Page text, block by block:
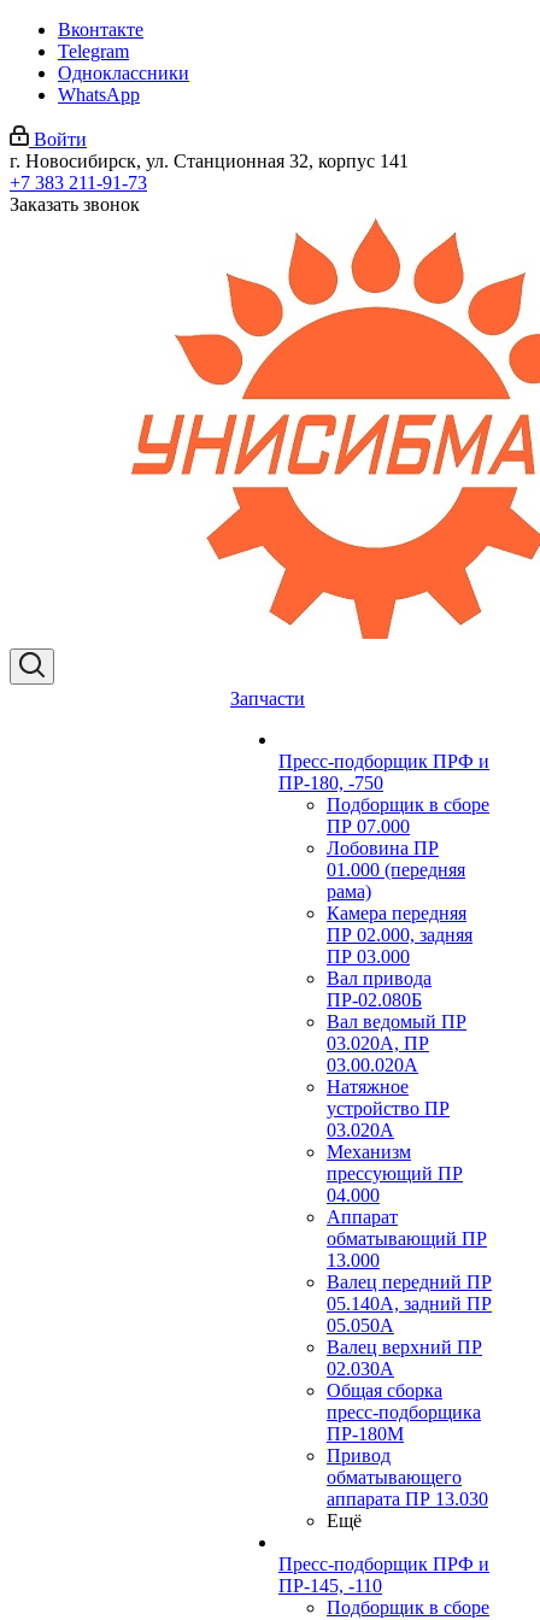
Вконтакте
Telegram
Одноклассники
WhatsApp
Войти
г. Новосибирск, ул. Станционная 32, корпус 141
+7 383 211-91-73
Заказать звонок
Запчасти
Пресс-подборщик ПРФ и
ПР-180, -750
Подборщик в сборе
ПР 07.000
Лобовина ПР
01.000 (передняя
рама)
Камера передняя
ПР 02.000, задняя
ПР 03.000
Вал привода
ПР-02.080Б
Вал ведомый ПР
03.020А, ПР
03.00.020А
Натяжное
устройство ПР
03.020A
Механизм
прессующий ПР
04.000
Аппарат
обматывающий ПР
13.000
Валец передний ПР
05.140A, задний ПР
05.050A
Валец верхний ПР
02.030A
Общая сборка
пресс-подборщика
ПР-180М
Привод
обматывающего
аппарата ПР 13.030
Ещё
Пресс-подборщик ПРФ и
ПР-145, -110
Подборщик в сборе